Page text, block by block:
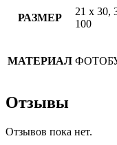
РАЗМЕР
21 х 30,
100
МАТЕРИАЛ
Отзывы
Отзывов пока нет.